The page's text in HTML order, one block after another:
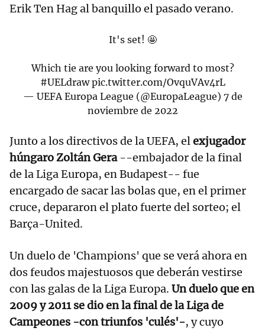
Erik Ten Hag al banquillo el pasado verano.
It's set! 🤩
Which tie are you looking forward to most?
#UELdraw pic.twitter.com/OvquVAv4rL
— UEFA Europa League (@EuropaLeague) 7 de
noviembre de 2022
Junto a los directivos de la UEFA, elexjugador
húngaro Zoltán Gera--embajador de la final
de la Liga Europa, en Budapest-- fue
encargado de sacar las bolas que, en el primer
cruce, depararon el plato fuerte del sorteo; el
Barça-United.
Un duelo de 'Champions' que se verá ahora en
dos feudos majestuosos que deberán vestirse
con las galas de la Liga Europa. Un duelo que en
2009 y 2011 se dio en la final de la Liga de
Campeones -con triunfos 'culés'-, y cuyo